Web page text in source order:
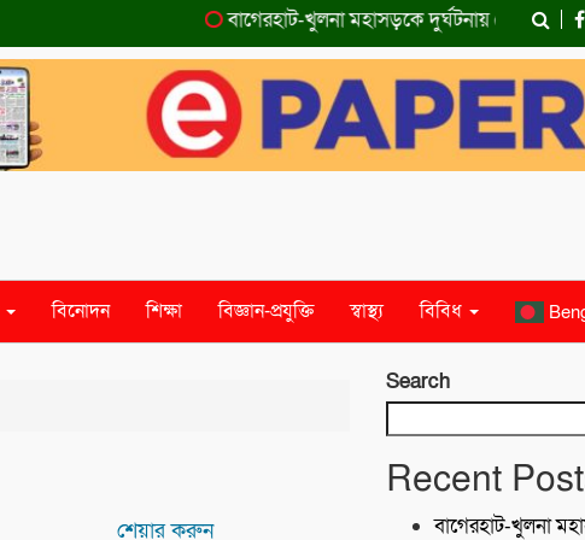
বাগেরহাট-খুলনা মহাসড়কে ‌দুর্ঘটনায় মোটরসাইকেল
বিনোদন শিক্ষা বিজ্ঞান-প্রযুক্তি স্বাস্থ্য বিবিধ
শেয়ার করুন
Search
Recent
বাগেরহাট-খুলনা